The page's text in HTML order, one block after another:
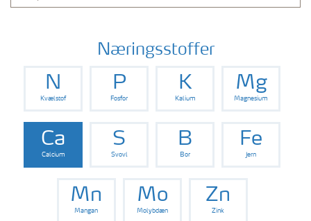
Næringsstoffer
N
Kvælstof
P
Fosfor
K
Kalium
Mg
Magnesium
Ca
Calcium
S
Svovl
B
Bor
Fe
Jern
Mn
Mangan
Mo
Molybdæn
Zn
Zink